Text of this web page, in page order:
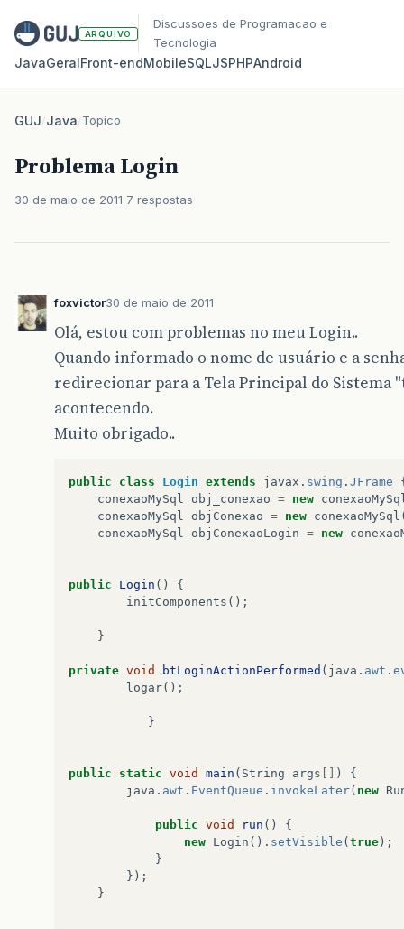
ARQUIVO
Discussoes de Programacao e
Tecnologia
JavaGeralFront‑endMobileSQLJSPHPAndroid
GUJ/Java/Topico
Problema Login
30 de maio de 2011 7 respostas
foxvictor30 de maio de 2011
Olá, estou com problemas no meu Login..
Quando informado o nome de usuário e a
redirecionar para a Tela Principal do Sistema
acontecendo.
Muito obrigado..
public class Login extends javax . swing . JFrame
conexaoMySql
obj_conexao = new
conexaoMySql
objConexao = new conexaoMySql
conexaoMySql
objConexaoLogin = new
public Login ()
{
initComponents ();
}
private void btLoginActionPerformed ( java . awt .
logar();
}
public static void main ( String args )
{
java . awt . EventQueue . invokeLater( new
public void run ()
{
new Login (). setVisible ( true );
}
});
}